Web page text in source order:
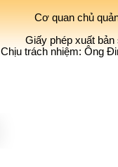
Cơ quan chủ
Giấy phép xuất
Chịu trách nhiệm: Ông